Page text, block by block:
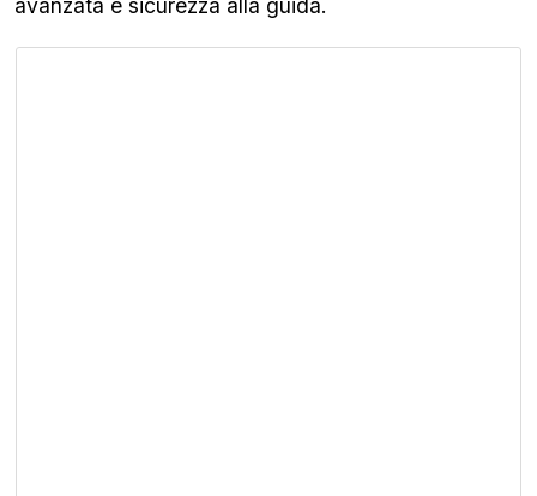
avanzata e sicurezza alla guida.